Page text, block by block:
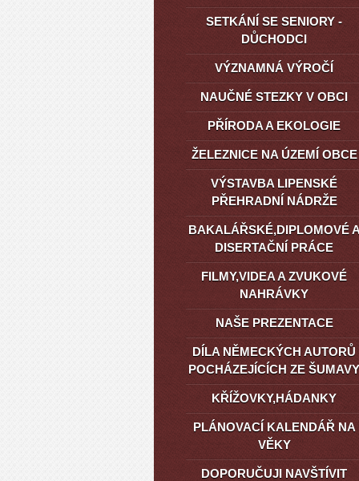
SETKÁNÍ SE SENIORY -
DŮCHODCI
VÝZNAMNÁ VÝROČÍ
NAUČNÉ STEZKY V OBCI
PŘÍRODA A EKOLOGIE
ŽELEZNICE NA ÚZEMÍ OBCE
VÝSTAVBA LIPENSKÉ
PŘEHRADNÍ NÁDRŽE
BAKALÁŘSKÉ,DIPLOMOVÉ
DISERTAČNÍ PRÁCE
FILMY,VIDEA A ZVUKOVÉ
NAHRÁVKY
NAŠE PREZENTACE
DÍLA NĚMECKÝCH AUTORŮ
POCHÁZEJÍCÍCH ZE ŠUMAVY
KŘÍŽOVKY,HÁDANKY
PLÁNOVACÍ KALENDÁŘ NA
VĚKY
DOPORUČUJI NAVŠTÍVIT